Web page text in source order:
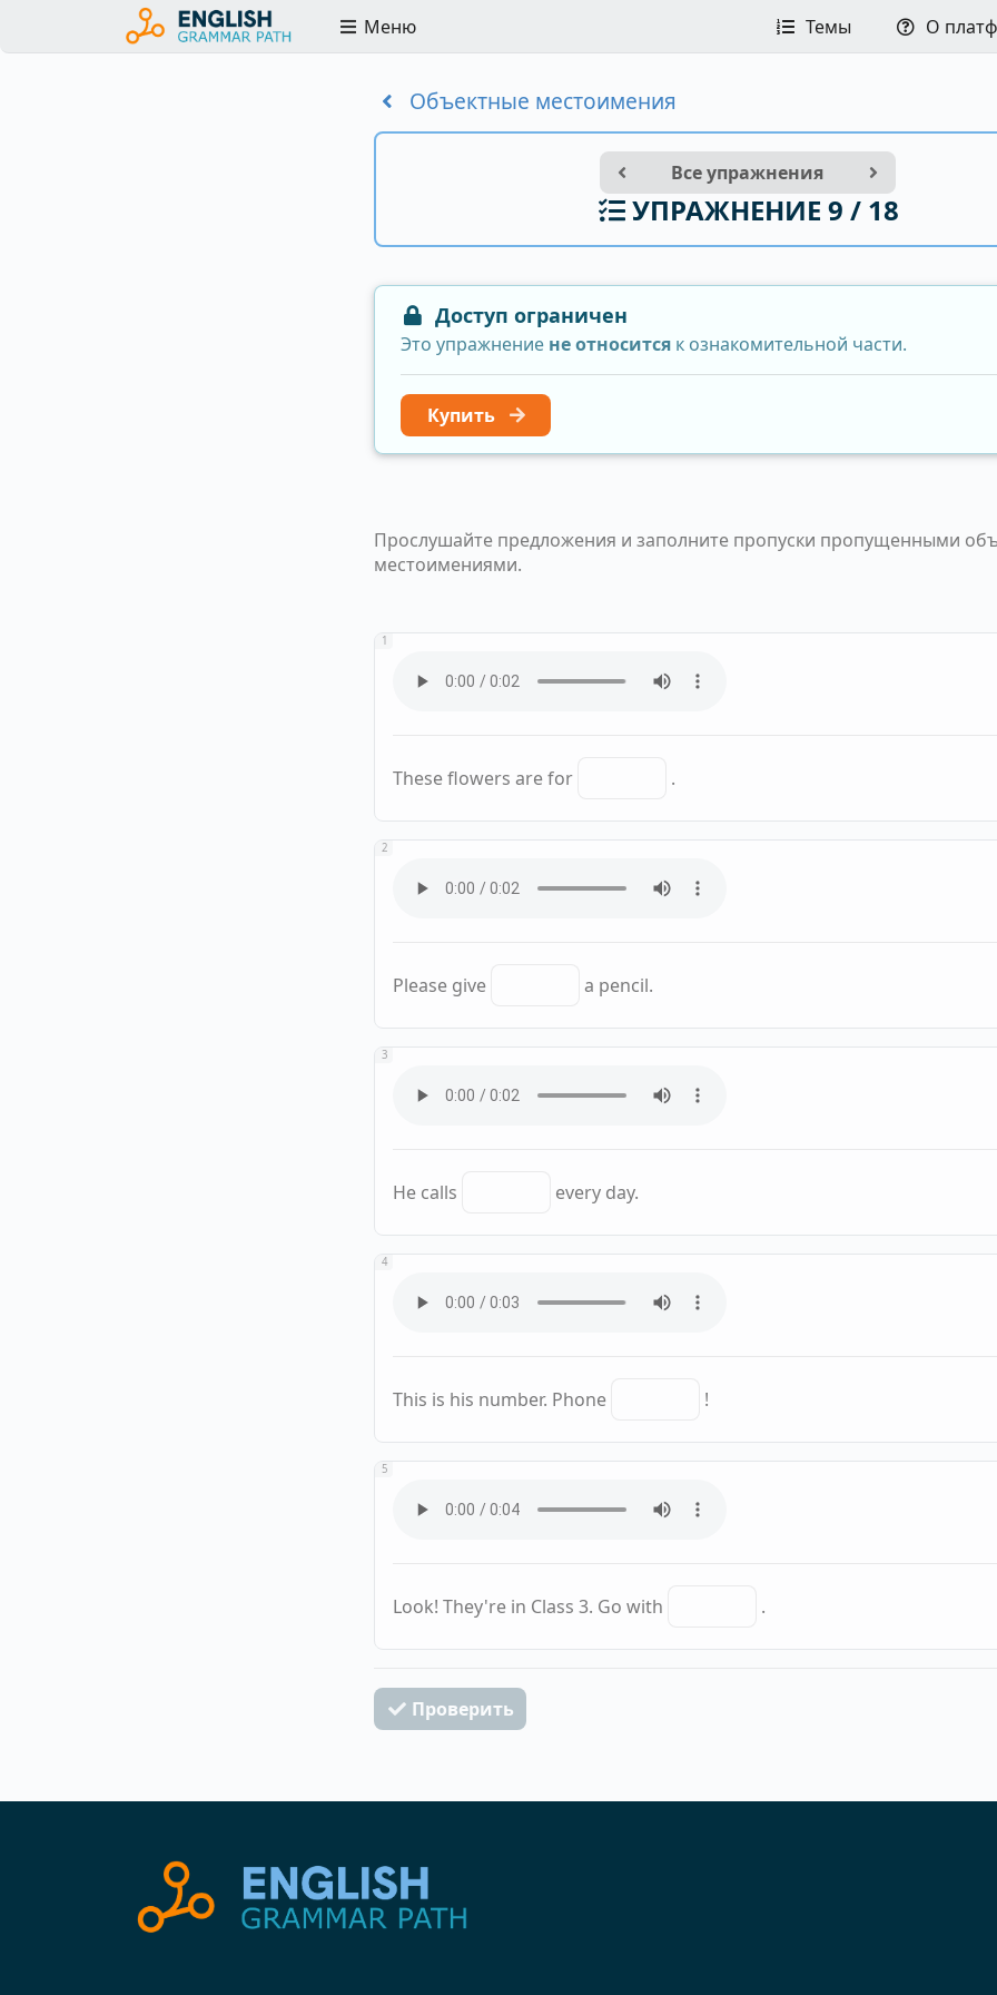
Меню Темы О
Объектные местоимения
Все упражнения
УПРАЖНЕНИЕ 9 / 18
Доступ ограничен
Это упражнение не относится к ознакомительной части.
Купить
Прослушайте предложения и заполните пропуски пропущенными
местоимениями.
1
These flowers are for .
2
Please give a pencil.
3
He calls every day.
4
This is his number. Phone !
5
Look! They're in Class 3. Go with .
Проверить